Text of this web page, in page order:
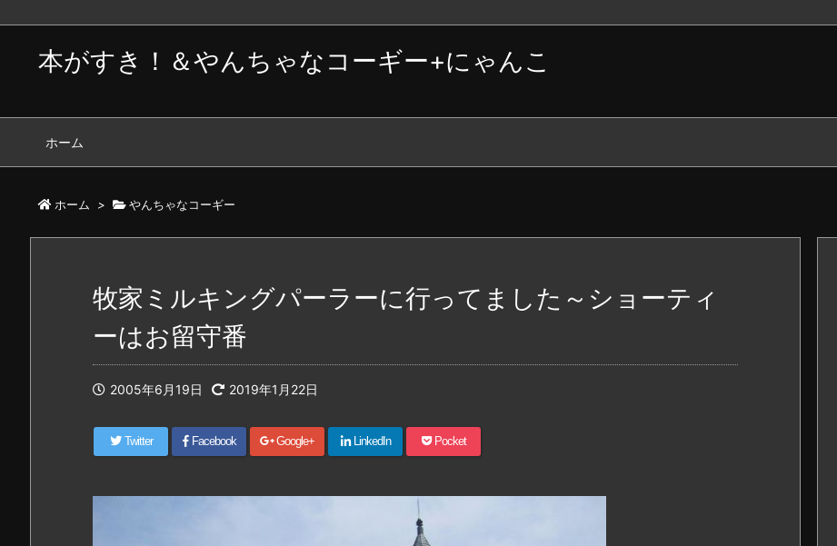
本がすき！＆やんちゃなコーギー+にゃんこ
ホーム
ホーム > やんちゃなコーギー
牧家ミルキングパーラーに行ってました～ショーティ
ーはお留守番
2005年6月19日 2019年1月22日
Twitter Facebook Google+ LinkedIn Pocket